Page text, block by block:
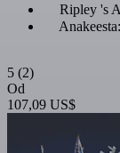
Ripley 's
5 (2)
Od
107,09 US$